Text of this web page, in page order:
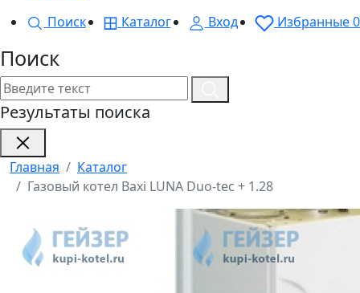
Поиск
Каталог Вход Избранные0
Поиск
Результаты поиска
Главная
Каталог
Газовый котел Baxi LUNA Duo-tec + 1.28